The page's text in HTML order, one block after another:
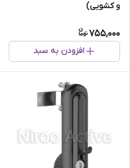
و کشویی)
755,000
افزودن به سبد